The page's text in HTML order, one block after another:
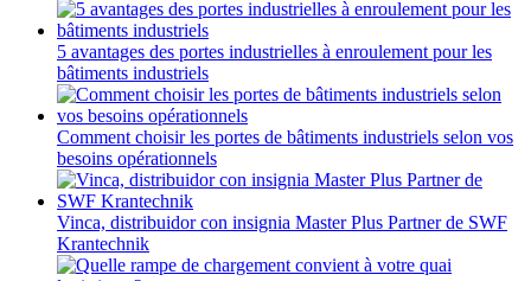
5 avantages des portes industrielles à enroulement pour les
bâtiments industriels
Comment choisir les portes de bâtiments industriels selon vos
besoins opérationnels
Vinca, distribuidor con insignia Master Plus Partner de SWF
Krantechnik